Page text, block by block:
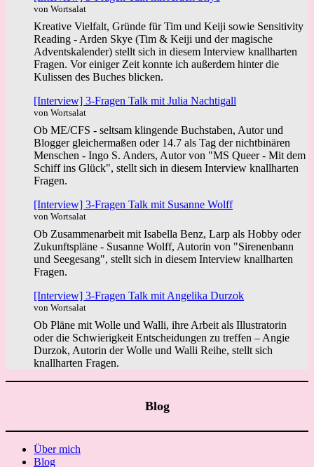
von Wortsalat
Kreative Vielfalt, Gründe für Tim und Keiji sowie Sensitivity
Reading - Arden Skye (Tim & Keiji und der magische
Adventskalender) stellt sich in diesem Interview knallharten
Fragen. Vor einiger Zeit konnte ich außerdem hinter die
Kulissen des Buches blicken.
[Interview] 3-Fragen Talk mit Julia Nachtigall
von Wortsalat
Ob ME/CFS - seltsam klingende Buchstaben, Autor und
Blogger gleichermaßen oder 14.7 als Tag der nichtbinären
Menschen - Ingo S. Anders, Autor von "MS Queer - Mit dem
Schiff ins Glück", stellt sich in diesem Interview knallharten
Fragen.
[Interview] 3-Fragen Talk mit Susanne Wolff
von Wortsalat
Ob Zusammenarbeit mit Isabella Benz, Larp als Hobby oder
Zukunftspläne - Susanne Wolff, Autorin von "Sirenenbann
und Seegesang", stellt sich in diesem Interview knallharten
Fragen.
[Interview] 3-Fragen Talk mit Angelika Durzok
von Wortsalat
Ob Pläne mit Wolle und Walli, ihre Arbeit als Illustratorin
oder die Schwierigkeit Entscheidungen zu treffen – Angie
Durzok, Autorin der Wolle und Walli Reihe, stellt sich
knallharten Fragen.
Blog
Über mich
Blog